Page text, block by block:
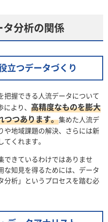
分析の関係
立つデータづくり
把握できる人流データについて
より、 高精度なものを膨大
つつあります。集めた人流デ
や地域課題の解決、さらには新
くれます。
できているわけではありませ
な知見を得るためには、データ
分析」というプロセスを踏む必